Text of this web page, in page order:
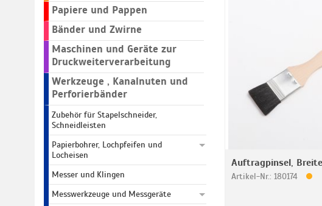
Papiere und Pappen
Bänder und Zwirne
Maschinen und Geräte zur
Druckweiterverarbeitung
Werkzeuge , Kanalnuten und
Perforierbänder
Zubehör für Stapelschneider,
Schneidleisten
Papierbohrer, Lochpfeifen und
Locheisen
Messer und Klingen
Messwerkzeuge und Messgeräte
Auftragpinsel,
Artikel-Nr.: 180174